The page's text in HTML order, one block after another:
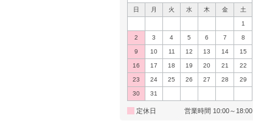
日 月 火 水 木 金 土
1
2 3 4 5 6 7 8
9 10 11 12 13 14 15
16 17 18 19 20 21 22
23 24 25 26 27 28 29
30 31
定休日 営業時間 10:00～18:00